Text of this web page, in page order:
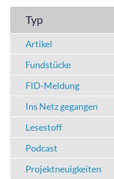
Typ
Artikel
Fundstücke
FID-Meldung
Ins Netz gegangen
Lesestoff
Podcast
Projektneuigkeiten